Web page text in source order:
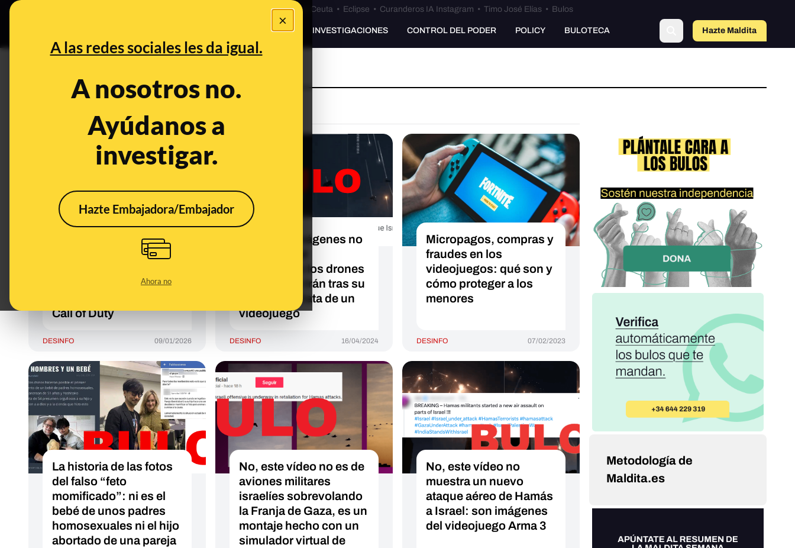
×
A las redes sociales les da igual.
A nosotros no.
Ayúdanos a
investigar.
Hazte Embajadora/Embajador
Ahora no
Especial Ceuta•Bulos Ceuta • Eclipse • Curanderos IA Instagram • Timo José Elías • Bulos
PREBUNKING INVESTIGACIONES CONTROL DEL PODER POLICY BULOTECA Hazte Maldita
videojuegos
No, el reportaje de Todo
Noticias sobre el
Unidos al buque ruso
Call of Duty
DESINFO 09/01/2026
No, estas imágenes no
bloqueando los drones
y misiles de Irán tras su
ataque: se trata de un
videojuego
DESINFO 16/04/2024
Micropagos, compras y
fraudes en los
videojuegos: qué son y
cómo proteger a los
menores
DESINFO 07/02/2023
La historia de las fotos
del falso “feto
momificado”: ni es el
bebé de unos padres
homosexuales ni el hijo
abortado de una pareja
No, este vídeo no es de
aviones militares
israelíes sobrevolando
la Franja de Gaza, es un
montaje hecho con un
simulador virtual de
No, este vídeo no
muestra un nuevo
ataque aéreo de Hamás
a Israel: son imágenes
del videojuego Arma 3
Metodología de
Maldita.es